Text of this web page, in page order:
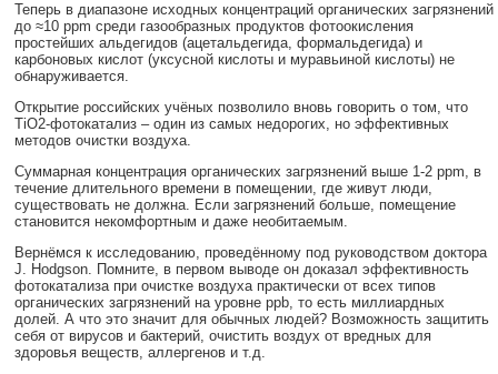
Теперь в диапазоне исходных концентраций органических загрязнений
до ≈10 ppm среди газообразных продуктов фотоокисления
простейших альдегидов (ацетальдегида, формальдегида) и
карбоновых кислот (уксусной кислоты и муравьиной кислоты) не
обнаруживается.
Открытие российских учёных позволило вновь говорить о том, что
TiO2-фотокатализ – один из самых недорогих, но эффективных
методов очистки воздуха.
Суммарная концентрация органических загрязнений выше 1-2 ppm, в
течение длительного времени в помещении, где живут люди,
существовать не должна. Если загрязнений больше, помещение
становится некомфортным и даже необитаемым.
Вернёмся к исследованию, проведённому под руководством доктора
J. Hodgson. Помните, в первом выводе он доказал эффективность
фотокатализа при очистке воздуха практически от всех типов
органических загрязнений на уровне ppb, то есть миллиардных
долей. А что это значит для обычных людей? Возможность защитить
себя от вирусов и бактерий, очистить воздух от вредных для
здоровья веществ, аллергенов и т.д.